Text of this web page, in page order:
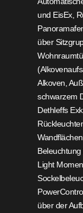
und EisEx,
über
Alkoven,
schwarzem
Dethleffs
Light
über der